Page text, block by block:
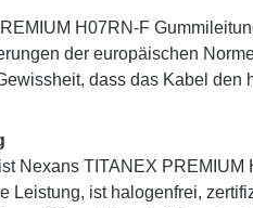
H07RN-F
der europäischen
dass das Kabel
Nexans TITANEX
Leistung, ist halogenfrei,